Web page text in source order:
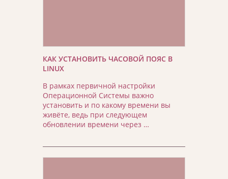
КАК УСТАНОВИТЬ ЧАСОВОЙ ПОЯС В
LINUX
В рамках первичной настройки
Операционной Системы важно
установить и по какому времени вы
живёте, ведь при следующем
обновлении времени через …